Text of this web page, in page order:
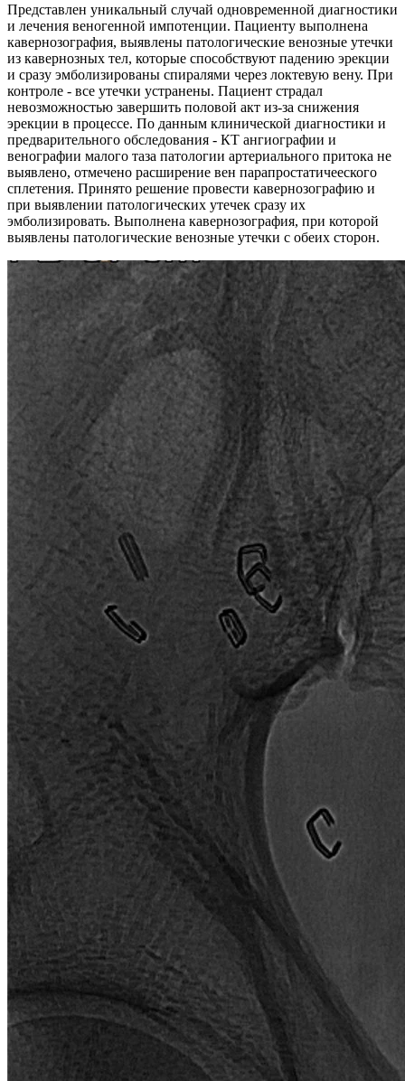
Представлен уникальный случай одновременной диагностики
и лечения веногенной импотенции. Пациенту выполнена
кавернозография, выявлены патологические венозные утечки
из кавернозных тел, которые способствуют падению эрекции
и сразу эмболизированы спиралями через локтевую вену. При
контроле - все утечки устранены. Пациент страдал
невозможностью завершить половой акт из-за снижения
эрекции в процессе. По данным клинической диагностики и
предварительного обследования - КТ ангиографии и
венографии малого таза патологии артериального притока не
выявлено, отмечено расширение вен парапростатичееского
сплетения. Принято решение провести кавернозографию и
при выявлении патологических утечек сразу их
эмболизировать. Выполнена кавернозография, при которой
выявлены патологические венозные утечки с обеих сторон.